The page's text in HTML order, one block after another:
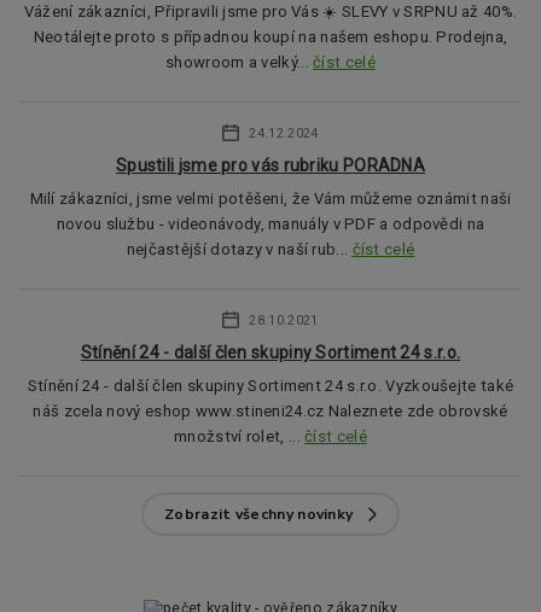
Vážení zákazníci, Připravili jsme pro Vás ☀️ SLEVY v SRPNU až 40%.
Neotálejte proto s případnou koupí na našem eshopu. Prodejna,
showroom a velký...číst celé
24.12.2024
Spustili jsme pro vás rubriku PORADNA
Milí zákazníci, jsme velmi potěšeni, že Vám můžeme oznámit naši
novou službu - videonávody, manuály v PDF a odpovědi na
nejčastější dotazy v naší rub... číst celé
28.10.2021
Stínění 24 - další člen skupiny Sortiment 24 s.r.o.
Stínění 24 - další člen skupiny Sortiment 24 s.r.o. Vyzkoušejte také
náš zcela nový eshop www.stineni24.cz Naleznete zde obrovské
množství rolet, ...číst celé
Zobrazit všechny novinky